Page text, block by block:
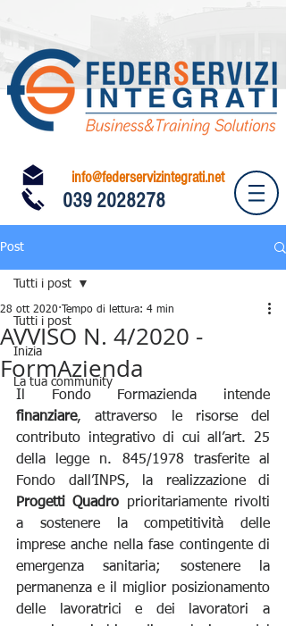
info@federservizintegrati.net
039 2028278
Post
Tutti i post
Inizia
La tua community
Tutti i post
AVVISO N. 4/2020 -
FormAzienda
28 ott 2020 Tempo di lettura: 4 min
finanziare, attraverso le risorse del
contributo integrativo di cui all’art. 25
della legge n. 845/1978 trasferite al
Progetti Quadro prioritariamente rivolti
a sostenere la competitività delle
imprese anche nella fase contingente di
emergenza sanitaria; sostenere la
permanenza e il miglior posizionamento
delle lavoratrici e dei lavoratori a